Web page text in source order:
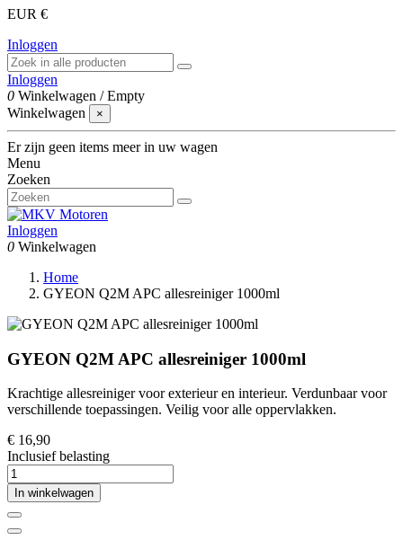
EUR €
Inloggen
Inloggen
0 Winkelwagen /Empty
Winkelwagen
×
Er zijn geen items meer in uw wagen
Menu
Zoeken
Inloggen
0 Winkelwagen
Home
GYEON Q2M APC allesreiniger 1000ml
GYEON Q2M APC allesreiniger 1000ml
Krachtige allesreiniger voor exterieur en interieur. Verdunbaar voor
verschillende toepassingen. Veilig voor alle oppervlakken.
€ 16,90
Inclusief belasting
In winkelwagen